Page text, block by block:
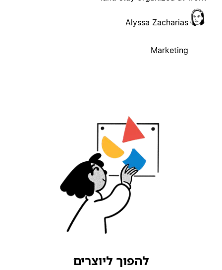
Alyssa Zacharias
Marketing
להפוך ליוצרים